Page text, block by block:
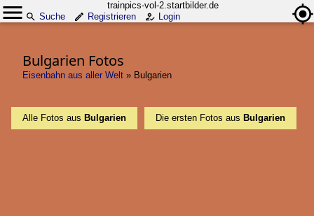
trainpics-vol-2.startbilder.de
Suche
Registrieren Login
Bulgarien Fotos
Eisenbahn aus aller Welt » Bulgarien
Alle Fotos aus Bulgarien Die ersten Fotos aus Bulgarien